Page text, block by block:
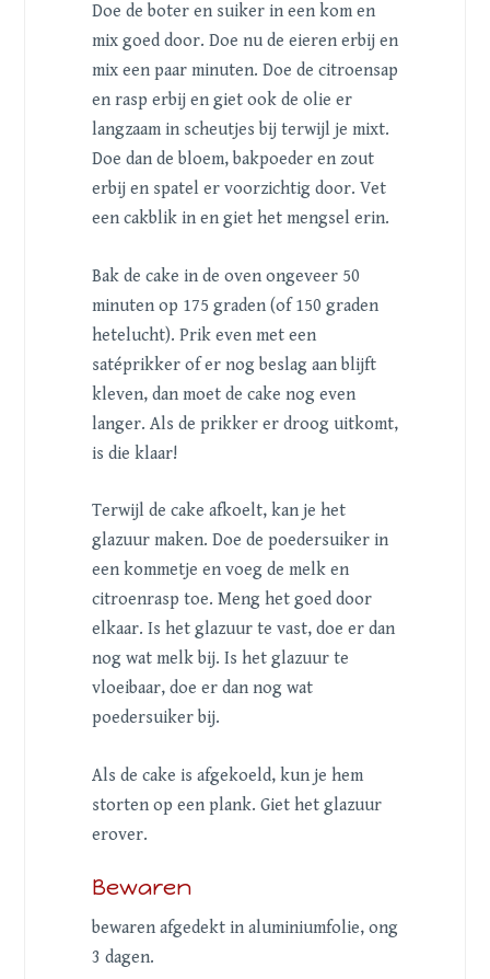
Doe de boter en suiker in een kom en
mix goed door. Doe nu de eieren erbij en
mix een paar minuten. Doe de citroensap
en rasp erbij en giet ook de olie er
langzaam in scheutjes bij terwijl je mixt.
Doe dan de bloem, bakpoeder en zout
erbij en spatel er voorzichtig door. Vet
een cakblik in en giet het mengsel erin.
Bak de cake in de oven ongeveer 50
minuten op 175 graden (of 150 graden
hetelucht). Prik even met een
satéprikker of er nog beslag aan blijft
kleven, dan moet de cake nog even
langer. Als de prikker er droog uitkomt,
is die klaar!
Terwijl de cake afkoelt, kan je het
glazuur maken. Doe de poedersuiker in
een kommetje en voeg de melk en
citroenrasp toe. Meng het goed door
elkaar. Is het glazuur te vast, doe er dan
nog wat melk bij. Is het glazuur te
vloeibaar, doe er dan nog wat
poedersuiker bij.
Als de cake is afgekoeld, kun je hem
storten op een plank. Giet het glazuur
erover.
Bewaren
bewaren afgedekt in aluminiumfolie, ong
3 dagen.